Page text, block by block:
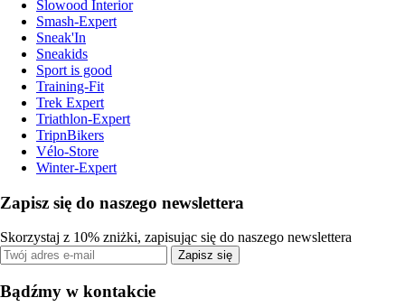
Slowood Interior
Smash-Expert
Sneak'In
Sneakids
Sport is good
Training-Fit
Trek Expert
Triathlon-Expert
TripnBikers
Vélo-Store
Winter-Expert
Zapisz się do naszego newslettera
Skorzystaj z 10% zniżki, zapisując się do naszego newslettera
Zapisz się
Bądźmy w kontakcie